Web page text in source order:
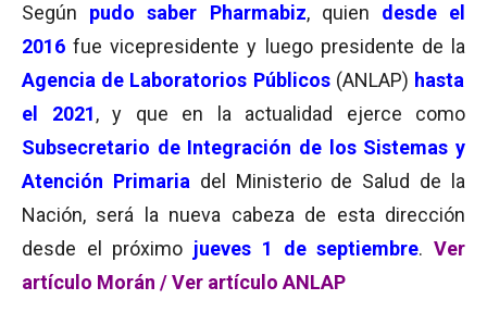
Según pudo saber Pharmabiz, quien desde el
2016 fue vicepresidente y luego presidente de la
Agencia de Laboratorios Públicos(ANLAP) hasta
el 2021, y que en la actualidad ejerce como
Subsecretario de Integración de los Sistemas y
Atención Primaria del Ministerio de Salud de la
Nación, será la nueva cabeza de esta dirección
desde el próximo jueves 1 de septiembre.Ver
artículo Morán /Ver artículo ANLAP